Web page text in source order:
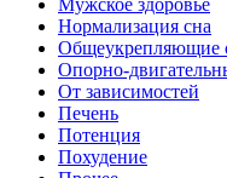
Мужское здоровье
Нормализация сна
Общеукрепляющие
Опорно-
От зависимостей
Печень
Потенция
Похудение